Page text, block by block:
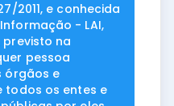
2011, e conhecida
- LAI,
na
pessoa
órgãos e
todos os entes e